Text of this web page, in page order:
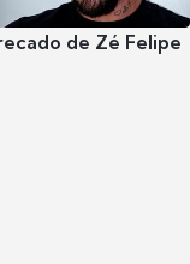
de Zé Felipe